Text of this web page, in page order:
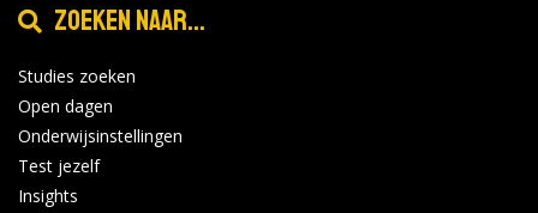
feb
6
2027
Open Dag
Zoeken naar...
Studies zoeken
Open dagen
Onderwijsinstellingen
Test jezelf
Insights